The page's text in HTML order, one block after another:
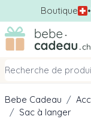
Boutique •
Allez au contenu
Bebe Cadeau /
/ Sac à langer